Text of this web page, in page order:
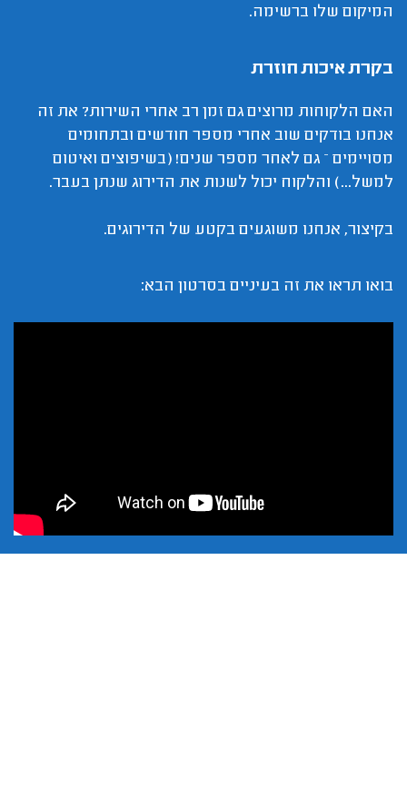
המיקום שלו ברשימה.
בקרת איכות חוזרת
האם הלקוחות מרוצים גם זמן רב אחרי השירות? את זה
אנחנו בודקים שוב אחרי מספר חודשים ובתחומים
מסויימים – גם לאחר מספר שנים! (בשיפוצים ואיטום
למשל...) והלקוח יכול לשנות את הדירוג שנתן בעבר.
בקיצור, אנחנו משוגעים בקטע של הדירוגים.
בואו תראו את זה בעיניים בסרטון הבא: